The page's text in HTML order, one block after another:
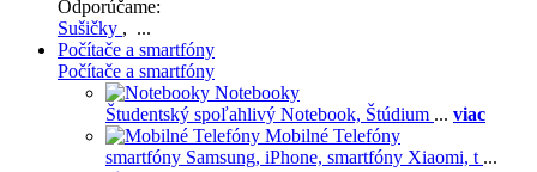
Odporúčame:
Sušičky , ...
Počítače a smartfóny
Počítače a smartfóny
Notebooky
Študentský spoľahlivý Notebook, Štúdium ... viac
Mobilné Telefóny
smartfóny Samsung, iPhone, smartfóny Xiaomi, t ...